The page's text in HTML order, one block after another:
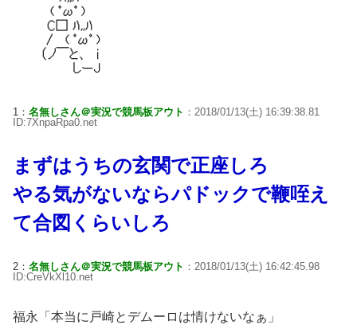
1： 名無しさん＠実況で競馬板アウト ：2018/01/13(土) 16:39:38.81
ID:7XnpaRpa0.net
まずはうちの玄関で正座しろ
やる気がないならパドックで鞭咥え
て合図くらいしろ
2： 名無しさん＠実況で競馬板アウト ：2018/01/13(土) 16:42:45.98
ID:CreVkXl10.net
福永「本当に戸崎とデムーロは情けないなぁ」